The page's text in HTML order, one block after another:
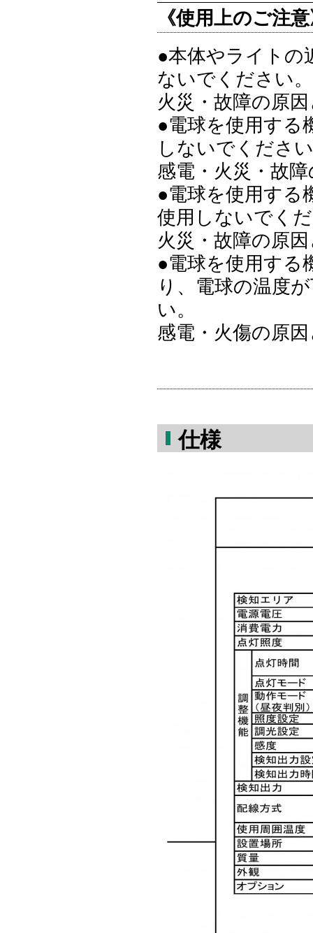
《使用上のご注
●本体やライトの
ないでください。
火災・故障の原
●電球を使用する
しないでくださ
感電・火災・故
●電球を使用する
使用しないでく
火災・故障の原
●電球を使用する
り、電球の温度
い。
感電・火傷の原
仕様